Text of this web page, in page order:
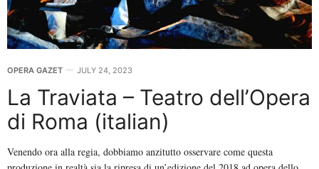
OPERA GAZET JULY 24, 2023
La Traviata – Teatro dell’Opera
di Roma (italian)
Venendo ora alla regia, dobbiamo anzitutto osservare come questa